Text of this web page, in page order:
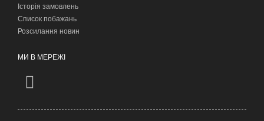
Історія замовлень
Список побажань
Розсилання новин
МИ В МЕРЕЖІ